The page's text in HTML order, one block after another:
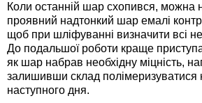
Коли останній шар схопився, можна
проявний надтонкий шар емалі
щоб при шліфуванні визначити всі
До подальшої роботи краще
як шар набрав необхідну міцність,
залишивши склад полімеризуватися
наступного дня.